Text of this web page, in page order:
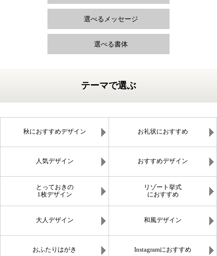
選べるメッセージ
選べる書体
テーマで選ぶ
秋におすすめデザイン お礼状におすすめ
人気デザイン おすすめデザイン
とっておきの
1枚デザイン
リゾート挙式
におすすめ
大人デザイン 和風デザイン
おふたりはがき Instagramにおすすめ